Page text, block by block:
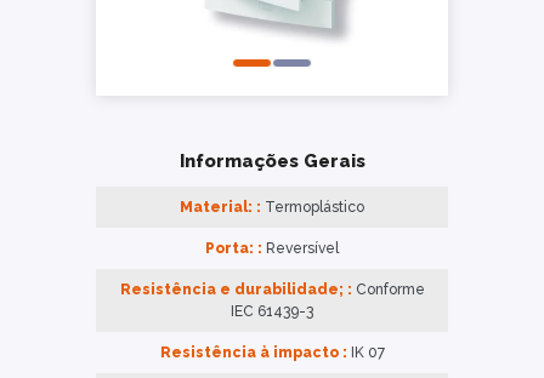
Informações Gerais
Material: : Termoplástico
Porta: : Reversível
Resistência e durabilidade; : Conforme
IEC 61439-3
Resistência à impacto : IK 07